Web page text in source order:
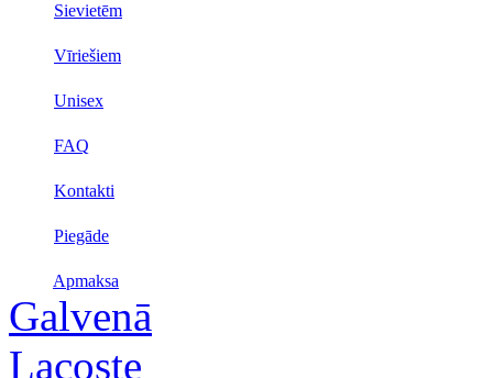
Sievietēm
Vīriešiem
Unisex
FAQ
Kontakti
Piegāde
Apmaksa
Galvenā
Lacoste